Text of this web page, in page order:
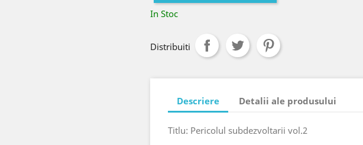
In Stoc
Distribuiti
Descriere Detalii ale produsului
Titlu: Pericolul subdezvoltarii vol.2